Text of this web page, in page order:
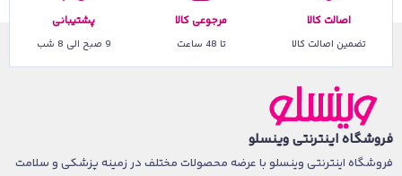
اصالت کالا
تضمین اصالت کالا
مرجوعی کالا
تا 48 ساعت
پشتیبانی
9 صبح الی 8 شب
فروشگاه اینترنتی وینسلو
فروشگاه اینترنتی وینسلو با عرضه محصولات مختلف در زمینه پزشکی و سلامت